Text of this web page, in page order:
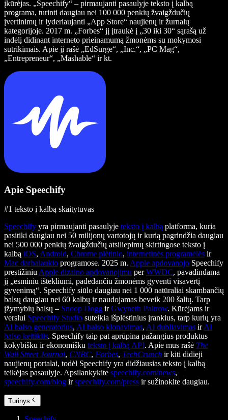
įkūrėjas. „Speechify“ – pirmaujanti pasaulyje teksto į kalbą
programa, turinti daugiau nei 100 000 penkių žvaigždučių
įvertinimų ir lyderiaujanti „App Store“ naujienų ir žurnalų
kategorijoje. 2017 m. „Forbes“ jį įtraukė į „30 iki 30“ sąrašą už
indėlį didinant interneto prieinamumą žmonėms su mokymosi
sutrikimais. Apie jį rašė „EdSurge“, „Inc.“, „PC Mag“,
„Entrepreneur“, „Mashable“ ir kt.
Apie Speechify
#1 teksto į kalbą skaitytuvas
Speechify yra pirmaujanti pasaulyje teksto į kalbą platforma, kuria
pasitiki daugiau nei 50 milijonų vartotojų ir kurią pagrindžia daugiau
nei 500 000 penkių žvaigždučių atsiliepimų skirtingose teksto į
kalbą iOS, Android, Chrome plėtinio, internetinės programėlės ir
Mac darbalaukio programose. 2025 m. Apple apdovanojo Speechify
prestižiniuApple dizaino apdovanojimu perWWDC, pavadindama
jį „esminiu ištekliumi, padedančiu žmonėms gyventi visavertį
gyvenimą“. Speechify siūlo daugiau nei 1 000 natūraliai skambančių
balsų daugiau nei 60 kalbų ir naudojamas beveik 200 šalių. Tarp
įžymybių balsų – Snoop Dogg irGwyneth Paltrow. Kūrėjams ir
verslui Speechify Studio suteikia išplėstinius įrankius, tarp kurių yra
AI balso generatorius, AI balso klonavimas, AI dubliavimas irAI
balso keitiklis. Speechify taip pat aprūpina pažangius produktus
kokybišku ir ekonomišku teksto į kalbą API. Apie mus rašė The
Wall Street Journal, CNBC, Forbes, TechCrunch ir kiti didieji
naujienų portalai, todėl Speechify yra didžiausias teksto į kalbą
teikėjas pasaulyje. Apsilankykite speechify.com/news,
speechify.com/blog irspeechify.com/press ir sužinokite daugiau.
Turinys